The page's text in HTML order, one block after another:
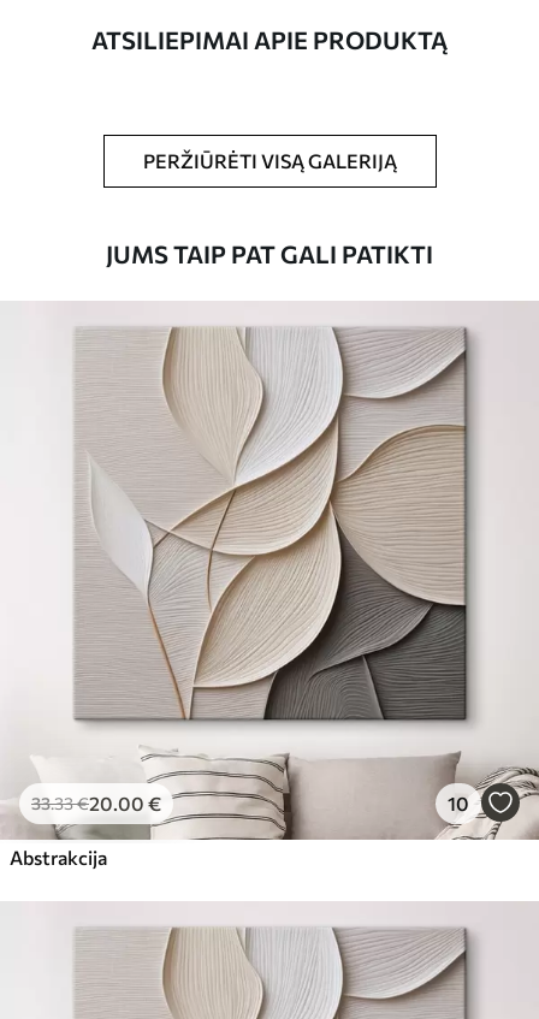
Straipsnio
s39101
Galite padengti laku.
Standartas
Iš15.00€
Eco-Premium
.00
ATSILIEPIMAI APIE PRODUKTĄ
PERŽIŪRĖTI VISĄ GALERIJĄ
JUMS TAIP PAT GALI PATIKTI
33.33€20.00 € 10
Abstrakcija